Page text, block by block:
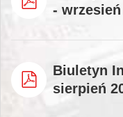
- wrzesień
Biuletyn
sierpień